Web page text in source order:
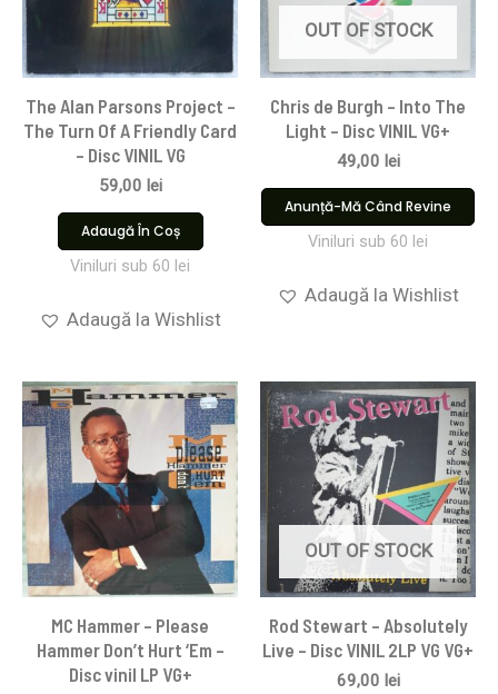
The Alan Parsons Project –
The Turn Of A Friendly Card
– Disc VINIL VG
59,00 lei
Adaugă În Coș
Viniluri sub 60 lei
Adaugă la Wishlist
OUT OF STOCK
Chris de Burgh – Into The
Light – Disc VINIL VG+
49,00 lei
Anunță-Mă Când Revine
Viniluri sub 60 lei
Adaugă la Wishlist
MC Hammer – Please
Hammer Don’t Hurt ‘Em –
Disc vinil LP VG+
OUT OF STOCK
Rod Stewart – Absolutely
Live – Disc VINIL 2LP VG VG+
69,00 lei